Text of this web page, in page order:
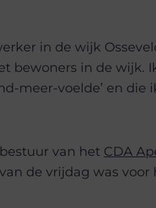
in de wijk
bewoners in de wijk.
meer-voelde’ en die
van het CDA
de vrijdag was voor